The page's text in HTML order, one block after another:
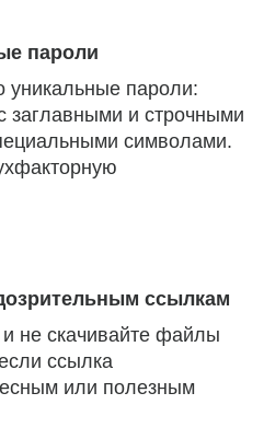
пароли
уникальные пароли:
заглавными и строчными
символами.
ссылкам
не скачивайте файлы
ссылка
или полезным